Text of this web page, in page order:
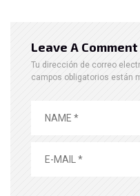
Leave A Comment
Tu dirección de correo
campos obligatorios están